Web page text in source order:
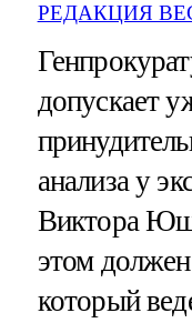
РЕДАКЦИЯ
допускает
анализа у
Виктора
этом должен
который